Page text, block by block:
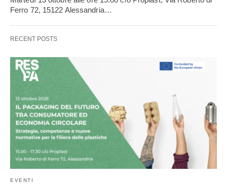
Ferro 72, 15122 Alessandria…
RECENT POSTS
EVENTI